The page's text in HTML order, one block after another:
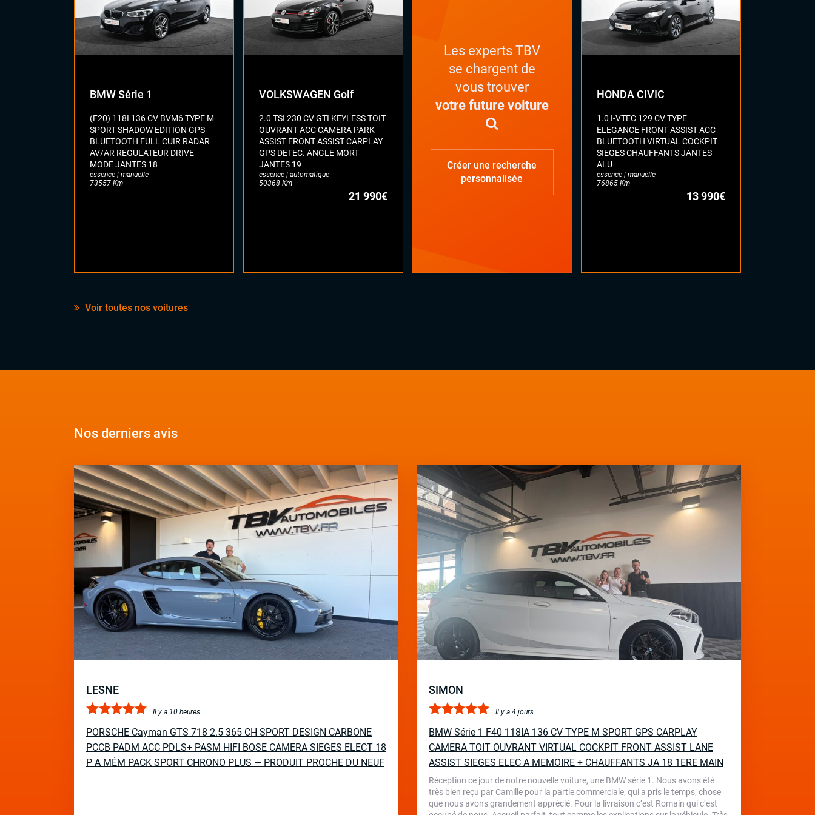
BMW Série 1
(F20) 118I 136 CV BVM6 TYPE M
SPORT SHADOW EDITION GPS
BLUETOOTH FULL CUIR RADAR
AV/AR REGULATEUR DRIVE
MODE JANTES 18
essence | manuelle
73557 Km
VOLKSWAGEN Golf
2.0 TSI 230 CV GTI KEYLESS TOIT
OUVRANT ACC CAMERA PARK
ASSIST FRONT ASSIST CARPLAY
GPS DETEC. ANGLE MORT
JANTES 19
essence | automatique
50368 Km
21 990€
Les experts TBV
se chargent de
vous trouver
votre future voiture
Créer une recherche
personnalisée
HONDA CIVIC
1.0 I-VTEC 129 CV TYPE
ELEGANCE FRONT ASSIST ACC
BLUETOOTH VIRTUAL COCKPIT
SIEGES CHAUFFANTS JANTES
ALU
essence | manuelle
76865 Km
13 990€
Voir toutes nos voitures
Nos derniers avis
LESNE
Il y a 10 heures
PORSCHE Cayman GTS 718 2.5 365 CH SPORT DESIGN CARBONE
PCCB PADM ACC PDLS+ PASM HIFI BOSE CAMERA SIEGES ELECT 18
P A MÉM PACK SPORT CHRONO PLUS — PRODUIT PROCHE DU NEUF
SIMON
Il y a 4 jours
BMW Série 1 F40 118IA 136 CV TYPE M SPORT GPS CARPLAY
CAMERA TOIT OUVRANT VIRTUAL COCKPIT FRONT ASSIST LANE
ASSIST SIEGES ELEC A MEMOIRE + CHAUFFANTS JA 18 1ERE MAIN
Réception ce jour de notre nouvelle voiture, une BMW série 1. Nous avons été
très bien reçu par Camille pour la partie commerciale, qui a pris le temps, chose
que nous avons grandement apprécié. Pour la livraison c’est Romain qui c’est